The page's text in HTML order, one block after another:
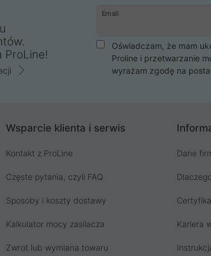
ProLine!
Email
Oświadczam, że mam
Proline i przetwarzanie
wyrażam zgodę na
Wsparcie klienta i serwis
Kontakt z ProLine
Częste pytania, czyli FAQ
Sposoby i koszty dostawy
Kalkulator mocy zasilacza
Zwrot lub wymiana towaru
Dane
Kariera